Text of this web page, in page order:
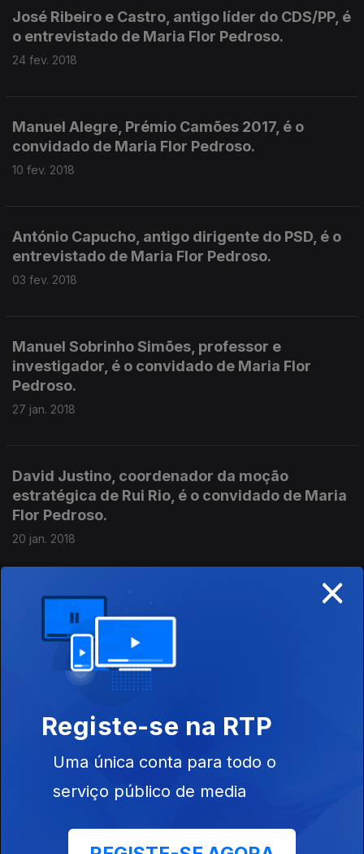
José Ribeiro e Castro, antigo líder do CDS/PP, é
o entrevistado de Maria Flor Pedroso.
24 fev. 2018
Manuel Alegre, Prémio Camões 2017, é o
convidado de Maria Flor Pedroso.
10 fev. 2018
António Capucho, antigo dirigente do PSD, é o
entrevistado de Maria Flor Pedroso.
03 fev. 2018
Manuel Sobrinho Simões, professor e
investigador, é o convidado de Maria Flor
Pedroso.
27 jan. 2018
David Justino, coordenador da moção
estratégica de Rui Rio, é o convidado de Maria
Flor Pedroso.
20 jan. 2018
Eduardo Cabrita, Ministro da Administração
Interna, é o entrevistado de Maria Flor
Pedroso.
13 jan. 2018
Vieira da Silva, Ministro do Trabalho,
Solidariedade e Segurança Social, é o
entrevistado de Maria Flor Pedroso.
06 jan. 2018
×
Registe-se na RTP
Uma única conta para todo o
serviço público de media